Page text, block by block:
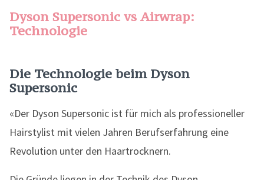
Dyson Supersonic vs Airwrap:
Technologie
Die Technologie beim Dyson
Supersonic
«Der Dyson Supersonic ist für mich als professioneller
Hairstylist mit vielen Jahren Berufserfahrung eine
Revolution unter den Haartrocknern.